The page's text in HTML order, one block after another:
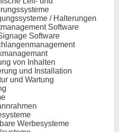
/ Halterungen
Software
Software
von Inhalten
und Installation
und Wartung
Werbesysteme